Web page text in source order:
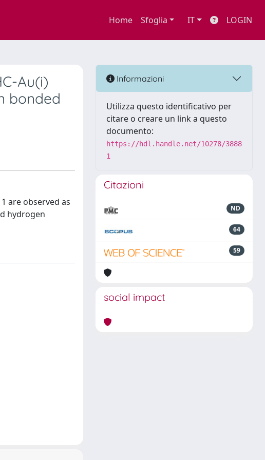
Home Sfoglia IT LOGIN
Au(i)
bonded
are observed as
hydrogen
Informazioni
Utilizza questo identificativo per
citare o creare un link a questo
documento:
https://hdl.handle.net/10278/3888
1
Citazioni
ND
64
59
social impact